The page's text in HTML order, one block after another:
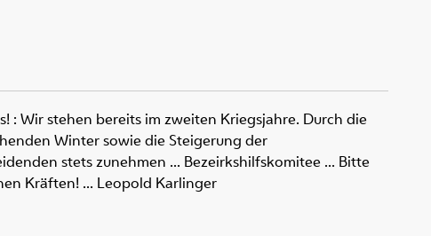
: Wir stehen bereits im zweiten Kriegsjahre. Durch die
Winter sowie die Steigerung der
stets zunehmen ... Bezeirkshilfskomitee ... Bitte
Kräften! ... Leopold Karlinger